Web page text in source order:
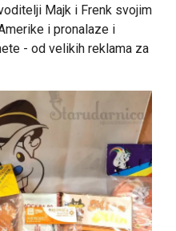
Majk i Frenk svojim
i pronalaze i
- od velikih reklama za